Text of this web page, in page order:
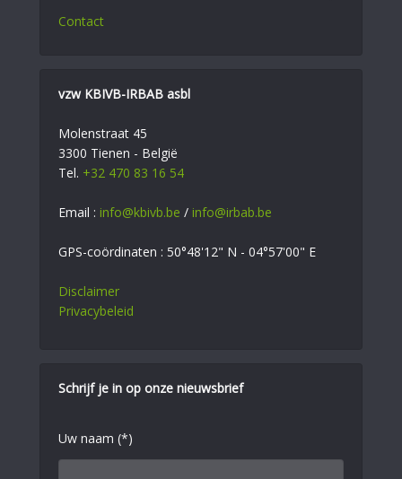
Contact
vzw KBIVB-IRBAB asbl
Molenstraat 45
3300 Tienen - België
Tel. +32 470 83 16 54
Email : info@kbivb.be / info@irbab.be
GPS-coördinaten : 50°48'12" N - 04°57'00" E
Disclaimer
Privacybeleid
Schrijf je in op onze nieuwsbrief
Uw naam (*)